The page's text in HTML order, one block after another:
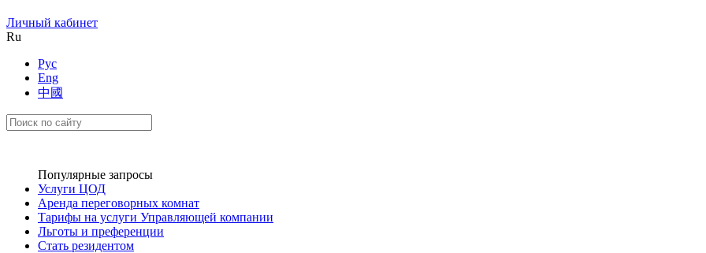
Личный кабинет
Ru
Рус
Eng
中國
Популярные запросы
Услуги ЦОД
Аренда переговорных комнат
Тарифы на услуги Управляющей компании
Льготы и преференции
Стать резидентом